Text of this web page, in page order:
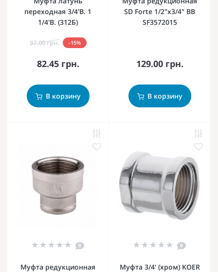
переходная 3/4'В. 1
1/4'В. (312Б)
97.00 грн. -15%
82.45 грн.
В корзину
SD Forte 1/2"х3/4" ВВ
SF3572015
129.00 грн.
В корзину
0
Муфта редукционная
0
Муфта 3/4' (хром) KOER